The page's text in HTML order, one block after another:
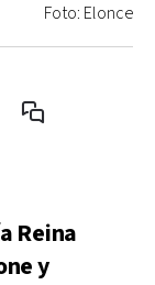
Foto: Elonce
Reina
y